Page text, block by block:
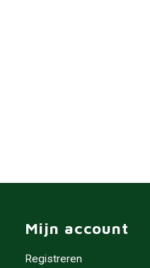
Mijn account
Registreren